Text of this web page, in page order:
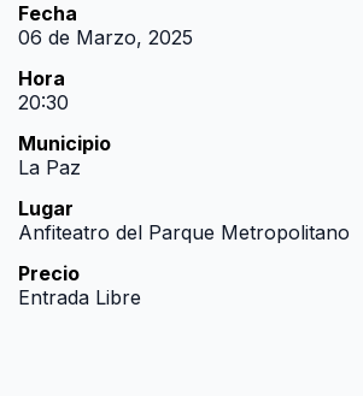
Fecha
06 de Marzo, 2025
Hora
20:30
Municipio
La Paz
Lugar
Anfiteatro del Parque Metropolitano
Precio
Entrada Libre